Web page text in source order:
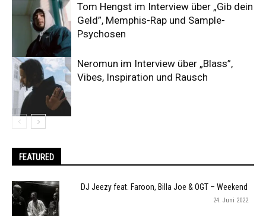
Tom Hengst im Interview über „Gib dein
Geld”, Memphis-Rap und Sample-
Psychosen
Neromun im Interview über „Blass”,
Vibes, Inspiration und Rausch
FEATURED
DJ Jeezy feat. Faroon, Billa Joe & OGT – Weekend
24. Juni 2022